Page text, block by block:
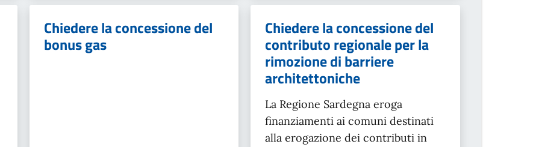
Chiedere la concessione del
bonus gas
Chiedere la concessione del
contributo regionale per la
rimozione di barriere
architettoniche
La Regione Sardegna eroga
finanziamenti ai comuni destinati
alla erogazione dei contributi in